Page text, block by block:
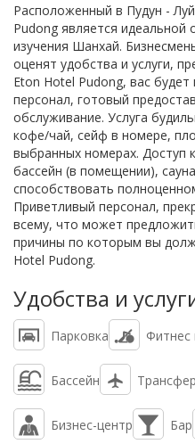
Расположенный в Пудун -
Pudong является идеальной
изучения Шанхай.
оценят удобства и услуги,
Eton Hotel Pudong, вас
персонал, готовый
обслуживание. Услуга
кофе/чай, сейф в номере,
выбранных номерах. Доступ
бассейн (в помещении),
способствовать
Приветливый персонал,
всему, что может
причины по которым вы
Hotel Pudong.
Удобства и
Парковка Фитнес
Бассейн
Бизнес-центр Бар